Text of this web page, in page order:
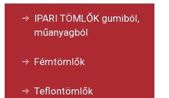
IPARI TÖMLŐK gumiból,
műanyagból
Fémtömlők
Teflontömlők